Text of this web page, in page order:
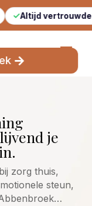
gezichten
je
zorg thuis,
steun,